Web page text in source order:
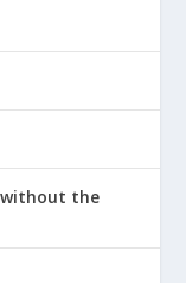
without the